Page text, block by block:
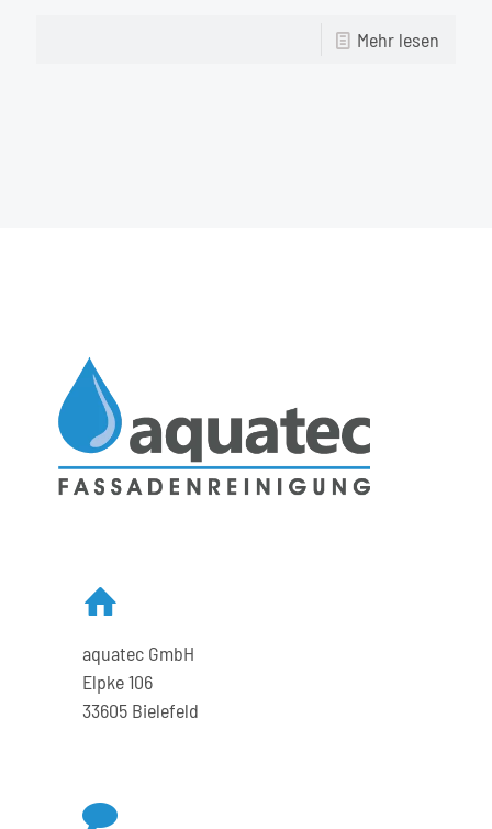
Mehr lesen
aquatec GmbH
Elpke 106
33605 Bielefeld